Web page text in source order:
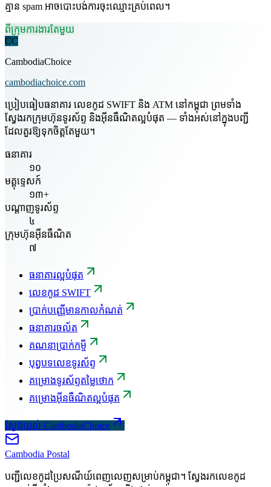
គ្មាន spam អាចបោះបង់ការចុះឈ្មោះគ្រប់ពេល។
ពីក្រុមការងារតែមួយ
CC
CambodiaChoice
cambodiachoice.com
ប្រៀបធៀបធនាគារ លេខកូដ SWIFT និង ATM នៅកម្ពុជា ព្រមទាំង
ស្វែងរកក្រុមហ៊ុនទូរស័ព្ទ និងអ៊ីនធឺណិតល្អបំផុត — ទាំងអស់នៅក្នុងបញ្ជី
ដែលគួរឱ្យទុកចិត្តតែមួយ។
ធនាគារ
១០
មគ្គុទ្ទេសក៍
១៣+
បណ្តាញទូរស័ព្ទ
៤
ក្រុមហ៊ុនអ៊ីនធឺណិត
៧
ធនាគារល្អបំផុត
លេខកូដ SWIFT
ប្រាក់បញ្ញើមានកាលកំណត់
ធនាគារចល័ត
គណនាប្រាក់កម្ចី
បុព្វបទលេខទូរស័ព្ទ
គម្រោងទូរស័ព្ទតម្លៃថោក
គម្រោងអ៊ីនធឺណិតល្អបំផុត
ស្វែងយល់ CambodiaChoice
Cambodia Postal
បញ្ជីលេខកូដប្រៃសណីយ៍ពេញលេញសម្រាប់កម្ពុជា។ ស្វែងរកលេខកូដ